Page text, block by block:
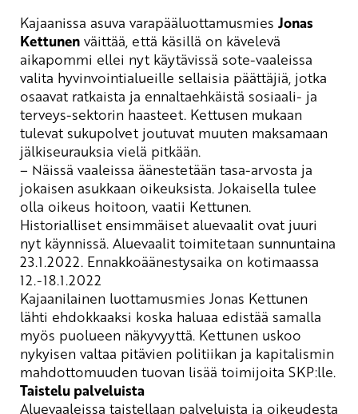
Kajaanissa asuva varapääluottamusmies Jonas
Kettunen väittää, että käsillä on kävelevä
aikapommi ellei nyt käytävissä sote-vaaleissa
valita hyvinvointialueille sellaisia päättäjiä, jotka
osaavat ratkaista ja ennaltaehkäistä sosiaali- ja
terveys-sektorin haasteet. Kettusen mukaan
tulevat sukupolvet joutuvat muuten maksamaan
jälkiseurauksia vielä pitkään.
– Näissä vaaleissa äänestetään tasa-arvosta ja
jokaisen asukkaan oikeuksista. Jokaisella tulee
olla oikeus hoitoon, vaatii Kettunen.
Historialliset ensimmäiset aluevaalit ovat juuri
nyt käynnissä. Aluevaalit toimitetaan sunnuntaina
23.1.2022. Ennakkoäänestysaika on kotimaassa
12.-18.1.2022
Kajaanilainen luottamusmies Jonas Kettunen
lähti ehdokkaaksi koska haluaa edistää samalla
myös puolueen näkyvyyttä. Kettunen uskoo
nykyisen valtaa pitävien politiikan ja kapitalismin
mahdottomuuden tuovan lisää toimijoita SKP:lle.
Taistelu palveluista
Aluevaaleissa taistellaan palveluista ja oikeudesta